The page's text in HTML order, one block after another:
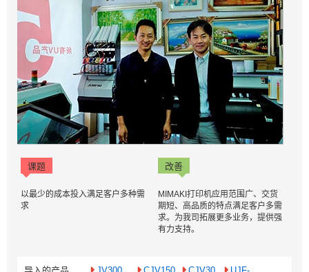
课题 改善
以最少的成本投入满足客户多种需
求
MIMAKI打印机应用范围广、交货
期短、高品质的特点满足客户多需
求。为我司拓展更多业务，提供强
有力支持。